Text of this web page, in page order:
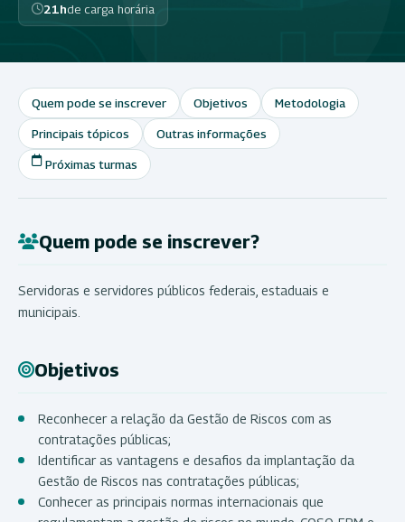
21hde carga horária
Quem pode se inscrever Objetivos Metodologia
Principais tópicos Outras informações
Próximas turmas
Quem pode se inscrever?
Servidoras e servidores públicos federais, estaduais e
municipais.
Objetivos
Reconhecer a relação da Gestão de Riscos com as
contratações públicas;
Identificar as vantagens e desafios da implantação da
Gestão de Riscos nas contratações públicas;
Conhecer as principais normas internacionais que